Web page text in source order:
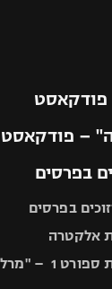
פודקאסט
– פודקאסט
בפרסים
בפרסים
אלקטרה
1 – "מרלן"